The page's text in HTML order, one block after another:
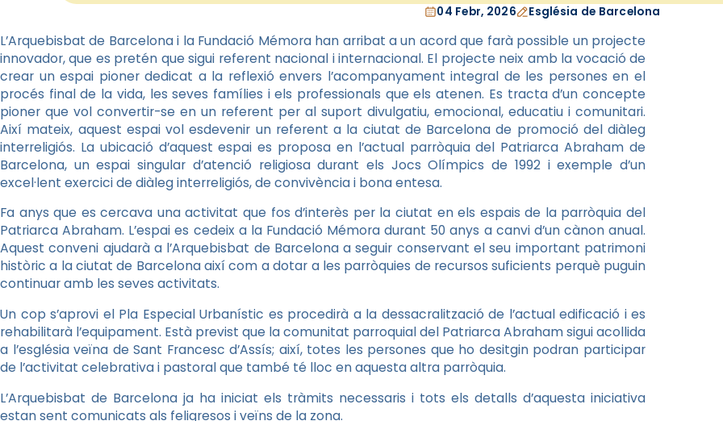
04 Febr, 2026 Església de Barcelona
L’Arquebisbat de Barcelona i la Fundació Mémora han arribat a un acord que farà possible un projecte
innovador, que es pretén que sigui referent nacional i internacional. El projecte neix amb la vocació de
crear un espai pioner dedicat a la reflexió envers l’acompanyament integral de les persones en el
procés final de la vida, les seves famílies i els professionals que els atenen. Es tracta d’un concepte
pioner que vol convertir-se en un referent per al suport divulgatiu, emocional, educatiu i comunitari.
Així mateix, aquest espai vol esdevenir un referent a la ciutat de Barcelona de promoció del diàleg
interreligiós. La ubicació d’aquest espai es proposa en l’actual parròquia del Patriarca Abraham de
Barcelona, un espai singular d’atenció religiosa durant els Jocs Olímpics de 1992 i exemple d’un
excel·lent exercici de diàleg interreligiós, de convivència i bona entesa.
Fa anys que es cercava una activitat que fos d’interès per la ciutat en els espais de la parròquia del
Patriarca Abraham. L’espai es cedeix a la Fundació Mémora durant 50 anys a canvi d’un cànon anual.
Aquest conveni ajudarà a l’Arquebisbat de Barcelona a seguir conservant el seu important patrimoni
històric a la ciutat de Barcelona així com a dotar a les parròquies de recursos suficients perquè puguin
continuar amb les seves activitats.
Un cop s’aprovi el Pla Especial Urbanístic es procedirà a la dessacralització de l’actual edificació i es
rehabilitarà l’equipament. Està previst que la comunitat parroquial del Patriarca Abraham sigui acollida
a l’església veïna de Sant Francesc d’Assís; així, totes les persones que ho desitgin podran participar
de l’activitat celebrativa i pastoral que també té lloc en aquesta altra parròquia.
L’Arquebisbat de Barcelona ja ha iniciat els tràmits necessaris i tots els detalls d’aquesta iniciativa
estan sent comunicats als feligresos i veïns de la zona.